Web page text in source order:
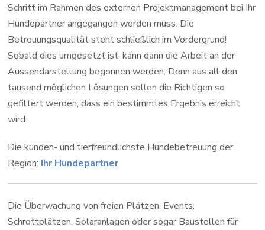
Schritt im Rahmen des externen Projektmanagement bei Ihr
Hundepartner angegangen werden muss. Die
Betreuungsqualität steht schließlich im Vordergrund!
Sobald dies umgesetzt ist, kann dann die Arbeit an der
Aussendarstellung begonnen werden. Denn aus all den
tausend möglichen Lösungen sollen die Richtigen so
gefiltert werden, dass ein bestimmtes Ergebnis erreicht
wird:
Die kunden- und tierfreundlichste Hundebetreuung der
Region: Ihr Hundepartner
Die Überwachung von freien Plätzen, Events,
Schrottplätzen, Solaranlagen oder sogar Baustellen für